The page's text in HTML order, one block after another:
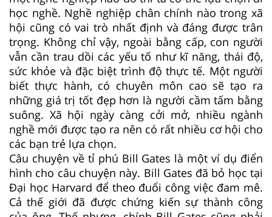
học nghề. Nghề nghiệp chân chính nào trong xã
hội cũng có vai trò nhất định và đáng được trân
trọng. Không chỉ vậy, ngoài bằng cấp, con người
vẫn cần trau dồi các yếu tố như kĩ năng, thái độ,
sức khỏe và đặc biệt trình độ thực tế. Một người
biết thực hành, có chuyên môn cao sẽ tạo ra
những giá trị tốt đẹp hơn là người cầm tấm bằng
suông. Xã hội ngày càng cởi mở, nhiều ngành
nghề mới được tạo ra nên có rất nhiều cơ hội cho
các bạn trẻ lựa chọn.
Câu chuyện về tỉ phú Bill Gates là một ví dụ điển
hình cho câu chuyện này. Bill Gates đã bỏ học tại
Đại học Harvard để theo đuổi công việc đam mê.
Cả thế giới đã được chứng kiến sự thành công